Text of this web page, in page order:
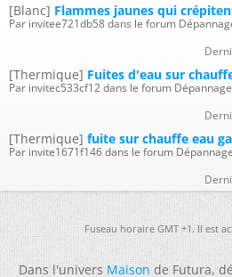
[Blanc] Flammes jaunes qui
Par invitee721db58 dans le forum
[Thermique] Fuites d'eau sur
Par invitec533cf12 dans le forum Dépannage
[Thermique] fuite sur chauffe eau
Par invite1671f146 dans le forum Dépannage
Fuseau horaire GMT +1. Il est
Dans l'universMaisonde Futura,